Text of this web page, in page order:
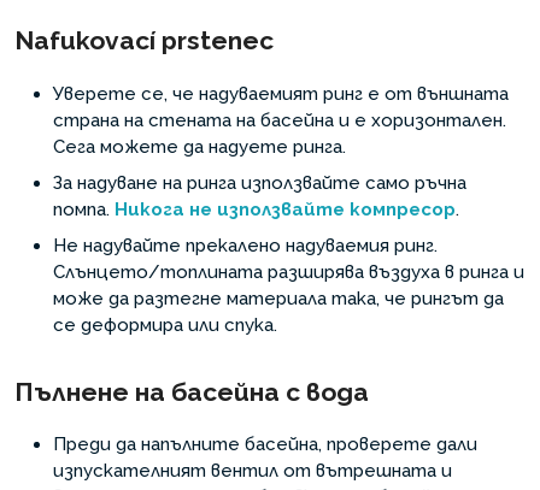
Nafukovací prstenec
Уверете се, че надуваемият ринг е от външната
страна на стената на басейна и е хоризонтален.
Сега можете да надуете ринга.
За надуване на ринга използвайте само ръчна
помпа. Никога не използвайте компресор.
Не надувайте прекалено надуваемия ринг.
Слънцето/топлината разширява въздуха в ринга и
може да разтегне материала така, че рингът да
се деформира или спука.
Пълнене на басейна с вода
Преди да напълните басейна, проверете дали
изпускателният вентил от вътрешната и